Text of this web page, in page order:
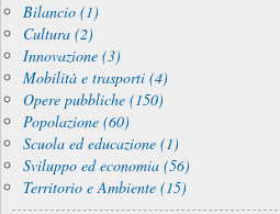
Bilancio (1)
Cultura (2)
Innovazione (3)
Mobilità e trasporti (4)
Opere pubbliche (150)
Popolazione (60)
Scuola ed educazione (1)
Sviluppo ed economia (56)
Territorio e Ambiente (15)